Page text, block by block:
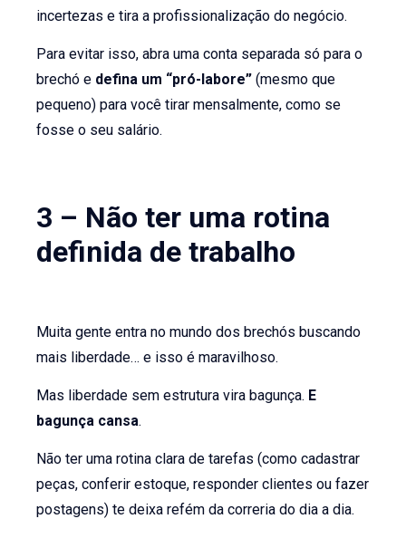
incertezas e tira a profissionalização do negócio.
Para evitar isso, abra uma conta separada só para o
brechó e defina um “pró-labore” (mesmo que
pequeno) para você tirar mensalmente, como se
fosse o seu salário.
3 – Não ter uma rotina
definida de trabalho
Muita gente entra no mundo dos brechós buscando
mais liberdade… e isso é maravilhoso.
Mas liberdade sem estrutura vira bagunça. E
bagunça cansa.
Não ter uma rotina clara de tarefas (como cadastrar
peças, conferir estoque, responder clientes ou fazer
postagens) te deixa refém da correria do dia a dia.